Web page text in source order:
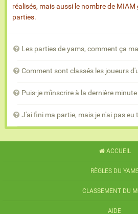
réalisés, mais aussi le nombre de
parties.
Les parties de yams, comment ça
Comment sont classés les joueurs
Puis-je m'inscrire à la dernière minute
J'ai fini ma partie, mais je n'ai pas eu
ACCUEIL
RÈGLES DU
CLASSEMENT DU
AIDE